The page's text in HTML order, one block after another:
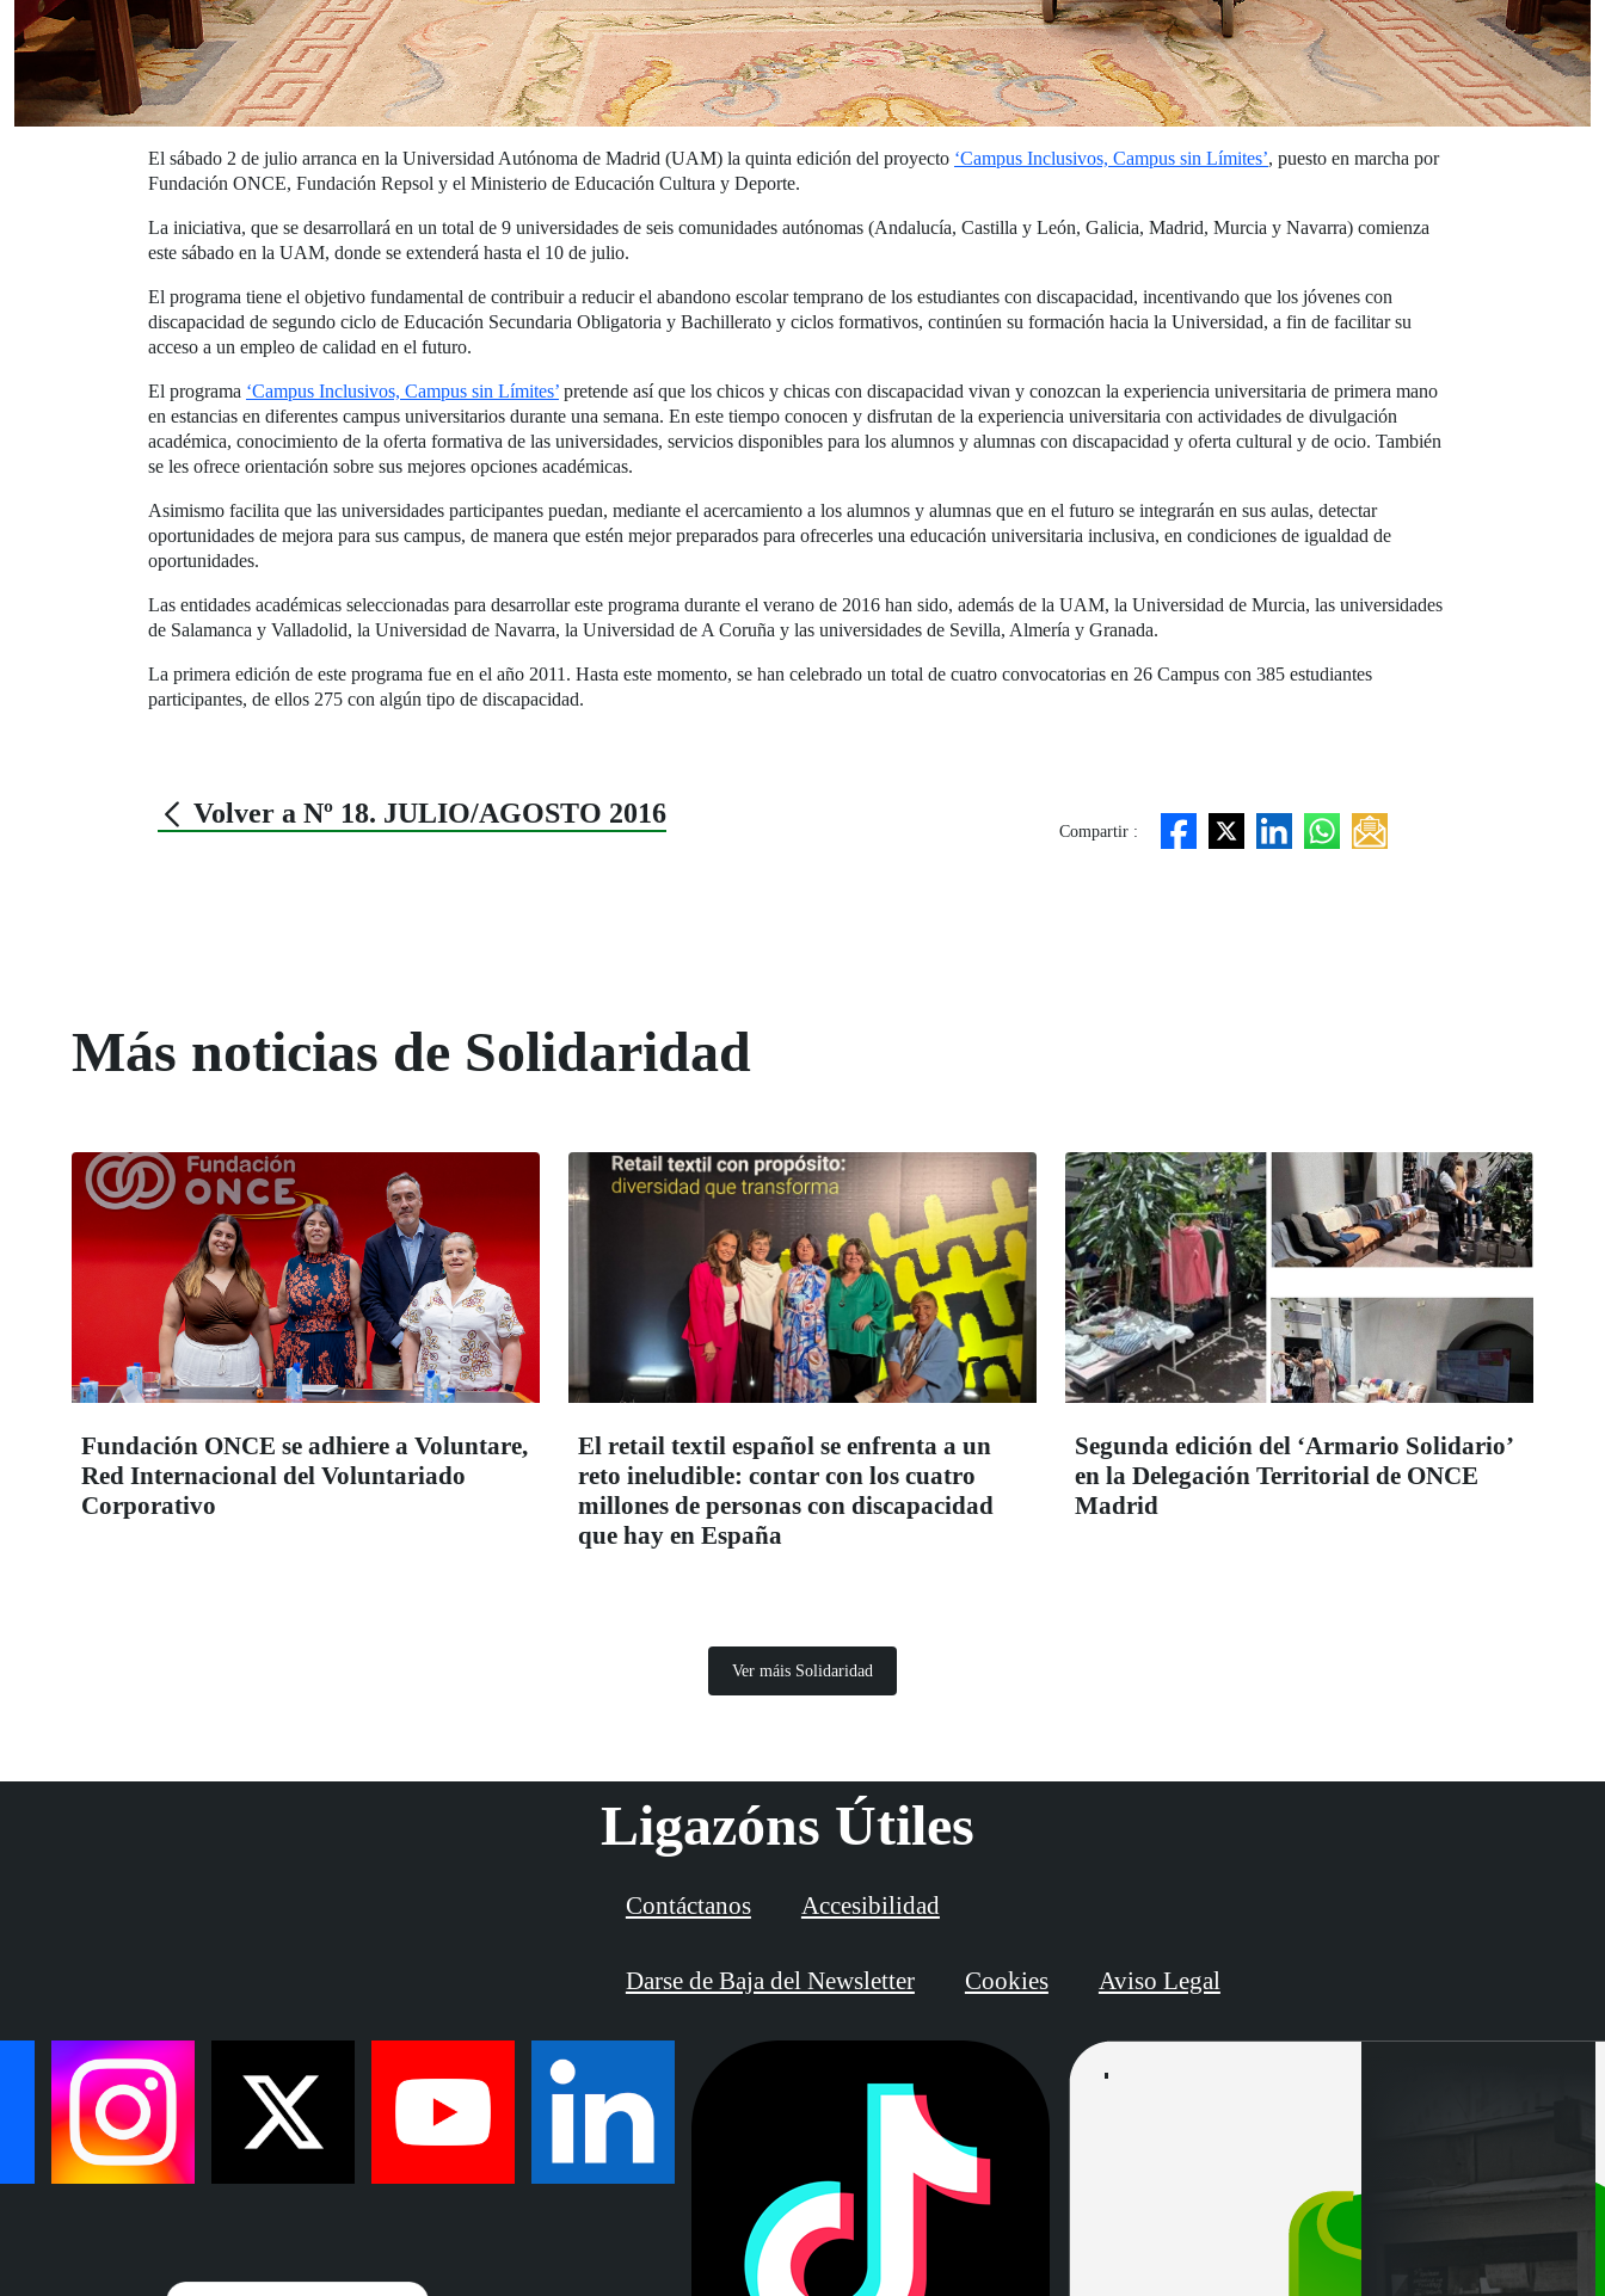
El sábado 2 de julio arranca en la Universidad Autónoma de Madrid (UAM) la quinta edición del proyecto ‘Campus Inclusivos, Campus sin Límites’, puesto en marcha por
Fundación ONCE, Fundación Repsol y el Ministerio de Educación Cultura y Deporte.
La iniciativa, que se desarrollará en un total de 9 universidades de seis comunidades autónomas (Andalucía, Castilla y León, Galicia, Madrid, Murcia y Navarra) comienza
este sábado en la UAM, donde se extenderá hasta el 10 de julio.
El programa tiene el objetivo fundamental de contribuir a reducir el abandono escolar temprano de los estudiantes con discapacidad, incentivando que los jóvenes con
discapacidad de segundo ciclo de Educación Secundaria Obligatoria y Bachillerato y ciclos formativos, continúen su formación hacia la Universidad, a fin de facilitar su
acceso a un empleo de calidad en el futuro.
El programa ‘Campus Inclusivos, Campus sin Límites’ pretende así que los chicos y chicas con discapacidad vivan y conozcan la experiencia universitaria de primera mano
en estancias en diferentes campus universitarios durante una semana. En este tiempo conocen y disfrutan de la experiencia universitaria con actividades de divulgación
académica, conocimiento de la oferta formativa de las universidades, servicios disponibles para los alumnos y alumnas con discapacidad y oferta cultural y de ocio. También
se les ofrece orientación sobre sus mejores opciones académicas.
Asimismo facilita que las universidades participantes puedan, mediante el acercamiento a los alumnos y alumnas que en el futuro se integrarán en sus aulas, detectar
oportunidades de mejora para sus campus, de manera que estén mejor preparados para ofrecerles una educación universitaria inclusiva, en condiciones de igualdad de
oportunidades.
Las entidades académicas seleccionadas para desarrollar este programa durante el verano de 2016 han sido, además de la UAM, la Universidad de Murcia, las universidades
de Salamanca y Valladolid, la Universidad de Navarra, la Universidad de A Coruña y las universidades de Sevilla, Almería y Granada.
La primera edición de este programa fue en el año 2011. Hasta este momento, se han celebrado un total de cuatro convocatorias en 26 Campus con 385 estudiantes
participantes, de ellos 275 con algún tipo de discapacidad.
Volver a Nº 18. JULIO/AGOSTO 2016
Compartir :
Más noticias de Solidaridad
Fundación ONCE se adhiere a Voluntare,
Red Internacional del Voluntariado
Corporativo
El retail textil español se enfrenta a un
reto ineludible: contar con los cuatro
millones de personas con discapacidad
que hay en España
Segunda edición del ‘Armario Solidario’
en la Delegación Territorial de ONCE
Madrid
Ver máis Solidaridad
Ligazóns Útiles
Contáctanos Accesibilidad
Darse de Baja del Newsletter Cookies Aviso Legal